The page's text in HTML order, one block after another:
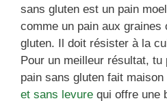
sans gluten est un pain
comme un pain aux graines
gluten. Il doit résister à la
Pour un meilleur résultat,
pain sans gluten fait maison
et sans levure qui offre une